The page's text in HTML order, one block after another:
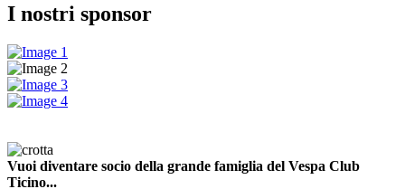
I nostri sponsor
Vuoi diventare socio della grande famiglia del Vespa Club
Ticino...